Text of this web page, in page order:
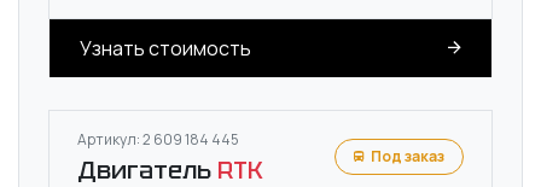
Узнать стоимость
Артикул: 2 609 184 445
Двигатель RTK Под заказ